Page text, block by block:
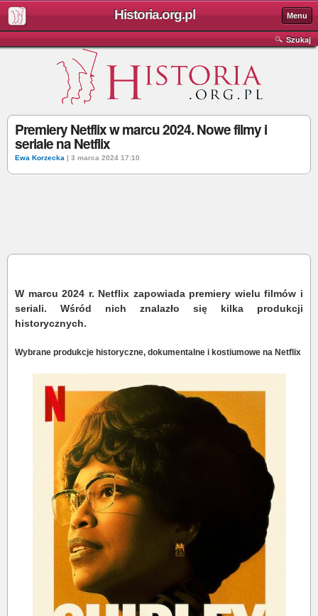
Historia.org.pl Menu
Szukaj
Premiery Netflix w marcu 2024. Nowe filmy i
seriale na Netflix
Ewa Korzecka | 3 marca 2024 17:10
W marcu 2024 r. Netflix zapowiada premiery wielu filmów i
seriali. Wśród nich znalazło się kilka produkcji
historycznych.
Wybrane produkcje historyczne, dokumentalne i kostiumowe na Netflix